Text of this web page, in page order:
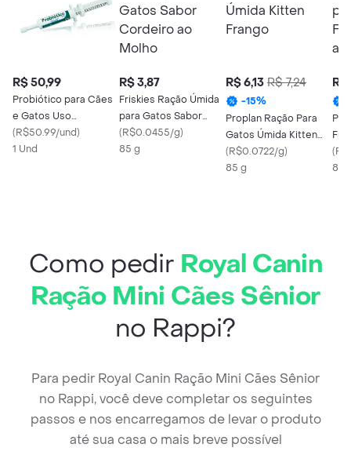
R$ 50,99
Probiótico para Cães
e Gatos Uso
Veterinário Seringa
14g
(R$50.99/und)
1 Und
R$ 3,87
Friskies Ração Úmida
para Gatos Sabor
Cordeiro ao Molho
(R$0.0455/g)
85 g
R$ 6,13 R$ 7,24
-15%
Proplan Ração Para
Gatos Úmida Kitten
Frango
(R$0.0722/g)
85 g
R$
(
85
Como pedir Royal Canin
Ração Mini Cães Sênior
no Rappi?
Para pedir Royal Canin Ração Mini Cães Sênior
no Rappi, você deve completar os seguintes
passos e nos encarregamos de levar o produto
até sua casa o mais breve possível